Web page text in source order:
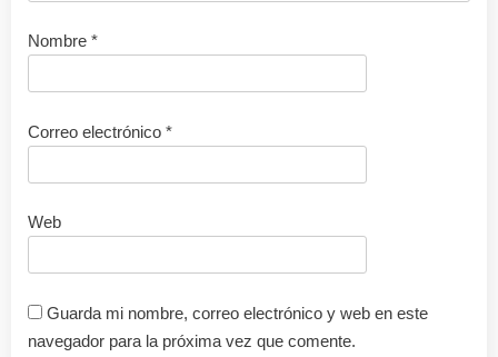
Nombre *
Correo electrónico *
Web
Guarda mi nombre, correo electrónico y web en este
navegador para la próxima vez que comente.